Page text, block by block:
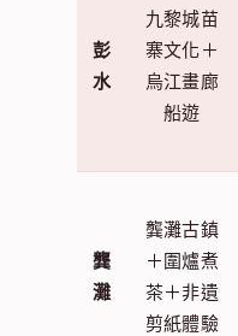
彭
水
九黎城苗
寨文化＋
烏江畫廊
船遊
龔
灘
龔灘古鎮
＋圍爐煮
茶＋非遺
剪紙體驗